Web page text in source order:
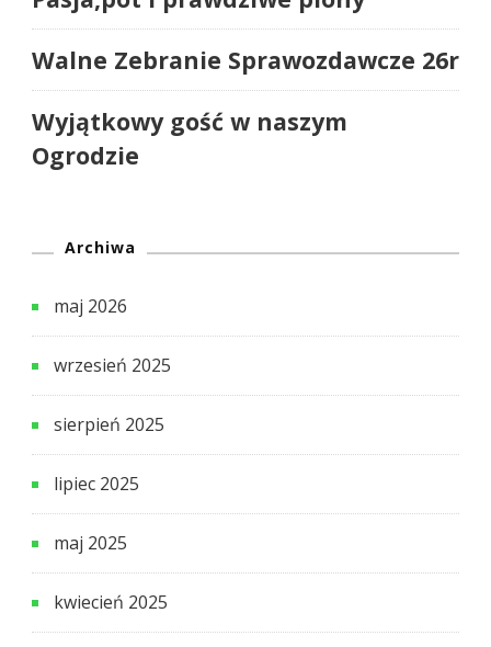
Walne Zebranie Sprawozdawcze 26r
Wyjątkowy gość w naszym
Ogrodzie
Archiwa
maj 2026
wrzesień 2025
sierpień 2025
lipiec 2025
maj 2025
kwiecień 2025